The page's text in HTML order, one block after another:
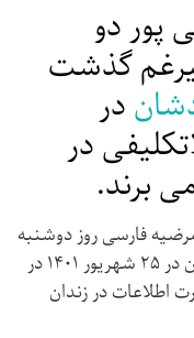
پور دو
گذشت
در
در
برند.
فارسی روز دوشنبه
۳۰مرداد ۱۴۰۲ در آستانه سالگرد قیام ایران در ۲۵ شهریور ۱۴۰۱ در
و بلافاصله به بند ۲۰۹ وزارت اطلاعات در زندان